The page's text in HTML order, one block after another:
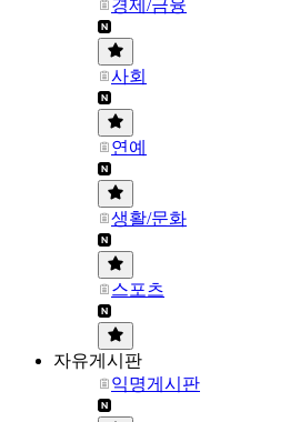
경제/금융
사회
연예
생활/문화
스포츠
자유게시판
익명게시판